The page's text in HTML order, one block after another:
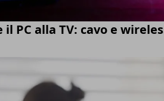
PC alla TV: cavo e